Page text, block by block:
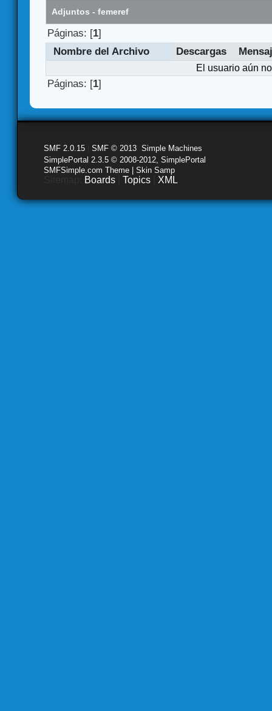
Adjuntos - femeref
Páginas: [1]
Nombre del Archivo
Descargas
El usuario aún
Páginas: [1]
SMF 2.0.15 SMF © 2013 Simple Machines
SimplePortal 2.3.5 © 2008-2012, SimplePortal
SMFSimple.com Theme | Skin Samp
Boards Topics XML